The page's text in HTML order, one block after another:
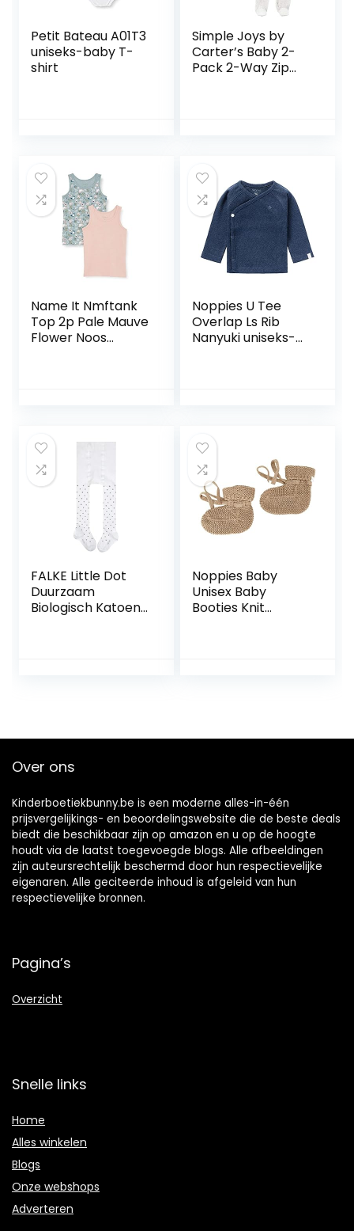
Petit Bateau A01T3
uniseks-baby T-
shirt
Simple Joys by
Carter’s Baby 2-
Pack 2-Way Zip
Name It Nmftank
Top 2p Pale Mauve
Flower Noos
Noppies U Tee
Overlap Ls Rib
Nanyuki uniseks-
FALKE Little Dot
Duurzaam
Biologisch Katoen
Noppies Baby
Unisex Baby
Booties Knit
Over ons
Kinderboetiekbunny.be is een moderne alles-in-één
prijsvergelijkings- en beoordelingswebsite die de beste deals
biedt die beschikbaar zijn op amazon en u op de hoogte
houdt via de laatst toegevoegde blogs. Alle afbeeldingen
zijn auteursrechtelijk beschermd door hun respectievelijke
eigenaren. Alle geciteerde inhoud is afgeleid van hun
respectievelijke bronnen.
Pagina’s
Overzicht
Snelle links
Home
Alles winkelen
Blogs
Onze webshops
Adverteren